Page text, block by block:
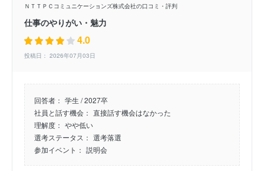
ＮＴＴＰＣコミュニケーションズ株式会社の口コミ・評判
仕事のやりがい・魅力
4.0
投稿日： 2026年07月03日
回答者： 学生 / 2027卒
社員と話す機会： 直接話す機会はなかった
理解度： やや低い
選考ステータス： 選考落選
参加イベント： 説明会